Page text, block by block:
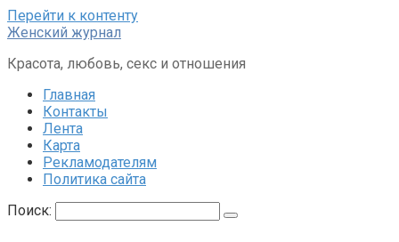
Перейти к контенту
Женский журнал
Красота, любовь, секс и отношения
Главная
Контакты
Лента
Карта
Рекламодателям
Политика сайта
Поиск: